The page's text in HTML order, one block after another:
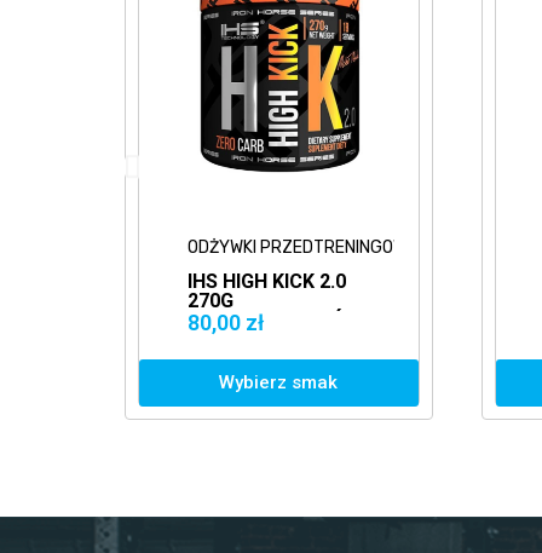
ODŻYWKI PRZEDTRENINGOWE
GENIUS WARCRY
KONCENTRACJA
129,00 zł
Wybierz smak